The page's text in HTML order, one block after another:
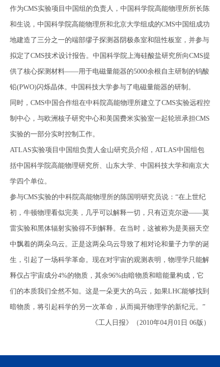
作为CMS实验项目中国组的负责人，中国科学院高能物理所所长陈
和生说，中国科学院高能物理所和北京大学组成的CMS中国组成功
地建造了三分之一的端部缪子探测器阴极条室和阻性板室，并参与
拟定了CMS技术设计报告。中国科学院上海硅酸盐研究所向CMS提
供了核心探测材料——用于电磁量能器的5000余根自主研制的钨酸
铅(PWO)闪烁晶体。中国科技大学参与了电磁量能器的研制。
同时，CMS中国合作组在中科院高能物理所建立了CMS实验远程控
制中心，与欧洲核子研究中心和美国费米实验室一起轮班承担CMS
实验的一部分实时控制工作。
ATLAS实验项目中国组负责人金山研究员介绍，ATLAS中国组包
括中国科学院高能物理研究所、山东大学、中国科技大学和南京大
学四个单位。
参与CMS实验的中科院高能物理所的陈国明研究员说：“在上世纪
初，牛顿物理看似完美，几乎可以解释一切，只有迈克尔逊——莫
雷实验和黑体辐射实验得不到解释。在当时，这被称为是美丽天空
中飘着的两朵乌云。正是这两朵乌云导致了相对论和量子力学的诞
生，引起了一场科学革命。现在对宇宙的观测表明，物理学只能解
释仅占宇宙成分4%的物质，其余96%由暗物质和暗能量构成，它
们的本质我们全然不知。这是一朵更大的乌云，如果LHC能够找到
暗物质，将引起科学的另一次革命，从而揭开物理学的新纪元。”
《工人日报》（2010年04月01日 06版）